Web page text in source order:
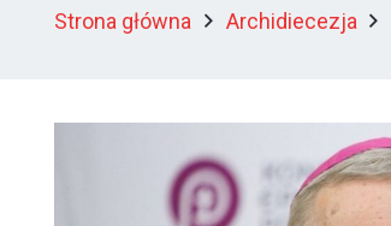
Strona główna Archidiecezja